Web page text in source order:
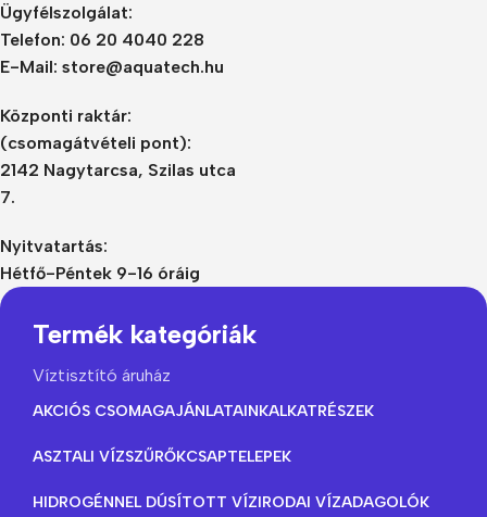
Ügyfélszolgálat:
Telefon: 06 20 4040 228
E-Mail: store@aquatech.hu
Központi raktár:
(csomagátvételi pont):
2142 Nagytarcsa, Szilas utca
7.
Nyitvatartás:
Hétfő-Péntek 9-16 óráig
Termék kategóriák
Víztisztító áruház
AKCIÓS CSOMAGAJÁNLATAINKALKATRÉSZEK
ASZTALI VÍZSZŰRŐKCSAPTELEPEK
HIDROGÉNNEL DÚSÍTOTT VÍZIRODAI VÍZADAGOLÓK